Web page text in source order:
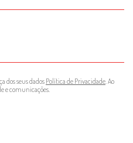
dos seus dados Política de Privacidade . Ao
e comunicações.